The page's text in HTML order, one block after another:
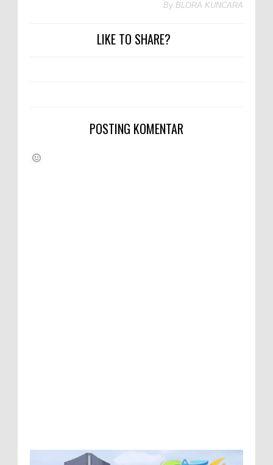
By BLORA KUNCARA
LIKE TO SHARE?
POSTING KOMENTAR